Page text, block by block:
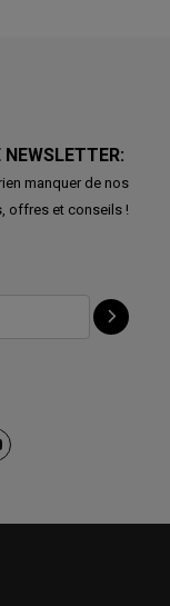
manquer de nos
offres et conseils !